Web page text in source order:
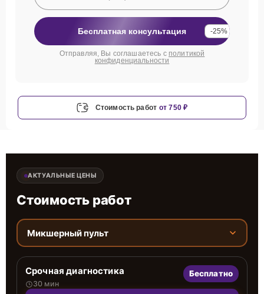
Бесплатная консультация -25%
Отправляя, Вы соглашаетесь с политикой
конфиденциальности
Стоимость работ от 750 ₽
АКТУАЛЬНЫЕ ЦЕНЫ
Стоимость работ
Микшерный пульт
Срочная диагностика
30 мин
Бесплатно